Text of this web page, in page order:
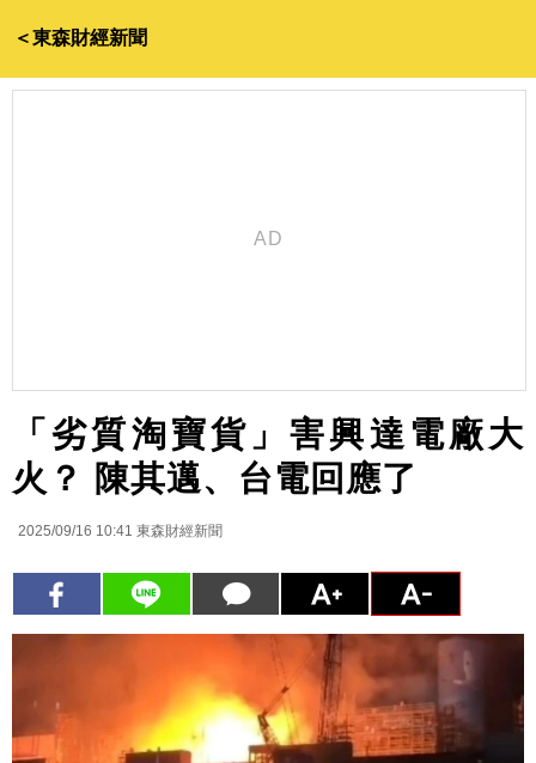
＜東森財經新聞
「劣質淘寶貨」害興達電廠大
火？ 陳其邁、台電回應了
2025/09/16 10:41 東森財經新聞